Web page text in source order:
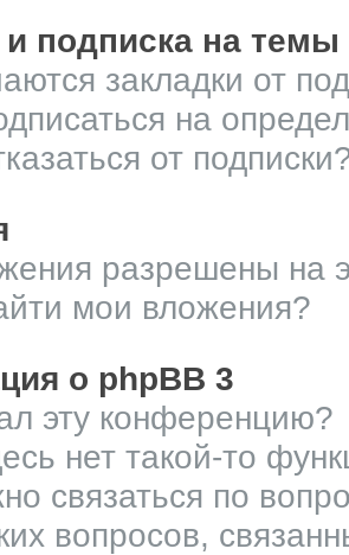
и подписка на темы
закладки от
на
от
разрешены на
мои вложения?
о phpBB 3
эту конференцию?
нет такой-то
связаться по
вопросов,